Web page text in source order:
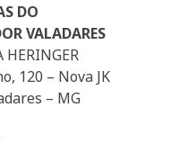
DO
VALADARES
HERINGER
120 – Nova JK
– MG